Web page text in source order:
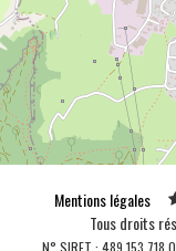
Mentions légales
Tous droits
N° SIRET : 489 153 718